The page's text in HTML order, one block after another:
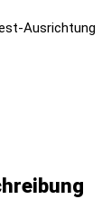
Ausrichtung